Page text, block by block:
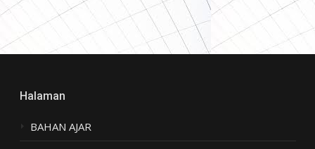
Halaman
BAHAN AJAR